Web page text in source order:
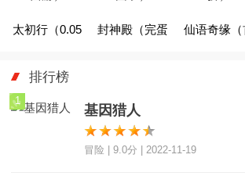
太初行（0.05 封神殿（完蛋 仙语奇缘（
排行榜
1
基因猎人
冒险 | 9.0分 | 2022-11-19